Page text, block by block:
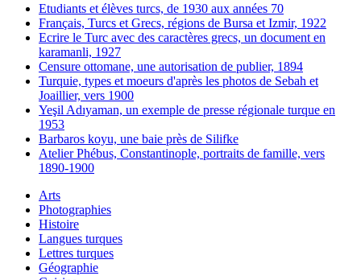
Etudiants et élèves turcs, de 1930 aux années 70
Français, Turcs et Grecs, régions de Bursa et Izmir, 1922
Ecrire le Turc avec des caractères grecs, un document en
karamanli, 1927
Censure ottomane, une autorisation de publier, 1894
Turquie, types et moeurs d'après les photos de Sebah et
Joaillier, vers 1900
Yeşil Adıyaman, un exemple de presse régionale turque en
1953
Barbaros koyu, une baie près de Silifke
Atelier Phébus, Constantinople, portraits de famille, vers
1890-1900
Arts
Photographies
Histoire
Langues turques
Lettres turques
Géographie